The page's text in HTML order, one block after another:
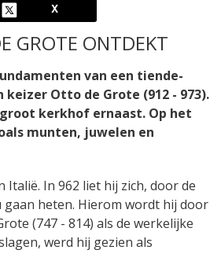
X
GROTE ONTDEKT
van een tiende-
Otto de Grote (912 - 973).
kerkhof ernaast. Op het
munten, juwelen en
In 962 liet hij zich, door de
gaan heten. Hierom wordt hij door
(747 - 814) als de werkelijke
werd hij gezien als